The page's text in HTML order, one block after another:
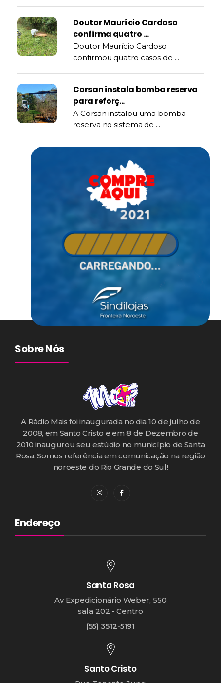
Doutor Maurício Cardoso
confirma quatro ...
Doutor Maurício Cardoso
confirmou quatro casos de ...
Corsan instala bomba reserva
para reforç...
A Corsan instalou uma bomba
reserva no sistema de ...
Sobre Nós
A Rádio Mais foi inaugurada no dia 10 de julho de
2008, em Santo Cristo e em 8 de Dezembro de
2010 inaugurou seu estúdio no município de Santa
Rosa. Somos referência em comunicação na região
noroeste do Rio Grande do Sul!
Endereço
Santa Rosa
Av Expedicionário Weber, 550
sala 202 - Centro
(55) 3512-5191
Santo Cristo